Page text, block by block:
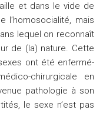
et dans le vide de
l’homosocialité, mais
lequel on reconnaît
de (la) nature. Cette
ont été enfermé-
chirurgicale en
pathologie à son
le sexe n’est pas